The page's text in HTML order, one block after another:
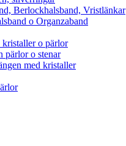
Berlockhalsband, Vristlänkar
o Organzaband
o pärlor
pärlor o stenar
med kristaller